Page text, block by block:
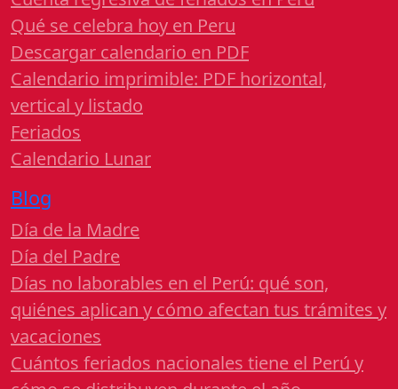
Qué se celebra hoy en Peru
Descargar calendario en PDF
Calendario imprimible: PDF horizontal,
vertical y listado
Feriados
Calendario Lunar
Blog
Día de la Madre
Día del Padre
Días no laborables en el Perú: qué son,
quiénes aplican y cómo afectan tus trámites y
vacaciones
Cuántos feriados nacionales tiene el Perú y